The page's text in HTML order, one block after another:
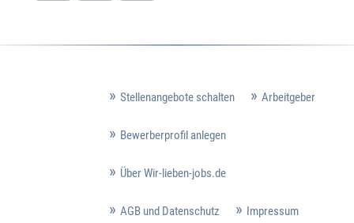
Stellenangebote schalten Arbeitgeber
Bewerberprofil anlegen
Über Wir-lieben-jobs.de
AGB und Datenschutz Impressum